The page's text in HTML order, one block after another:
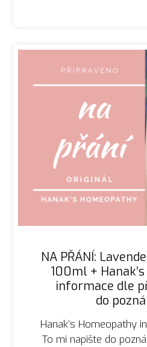
NA PŘÁNÍ:
100ml +
informace dle
do
Hanak’s Homeopathy
To mi napište do